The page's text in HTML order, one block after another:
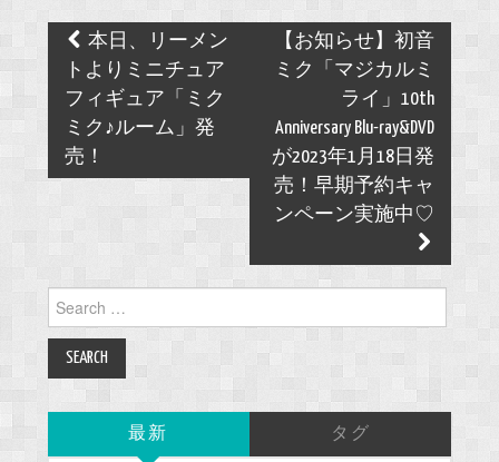
Post
navigation
本日、リーメン
トよりミニチュア
フィギュア「ミク
ミク♪ルーム」発
売！
【お知らせ】初音
ミク「マジカルミ
ライ」10th
Anniversary Blu-ray&DVD
が2023年1月18日発
売！早期予約キャ
ンペーン実施中♡
for:
最新 タグ